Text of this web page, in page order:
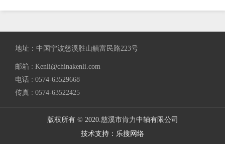
地址：中国宁波慈溪胜山鎮富民路223号
邮箱 : Kenli@chinakenli.com
电话 : 0574-63529668
传真 : 0574-63522425
版权所有 © 2020.慈溪市肯力中轴有限公司
技术支持：乐搜网络